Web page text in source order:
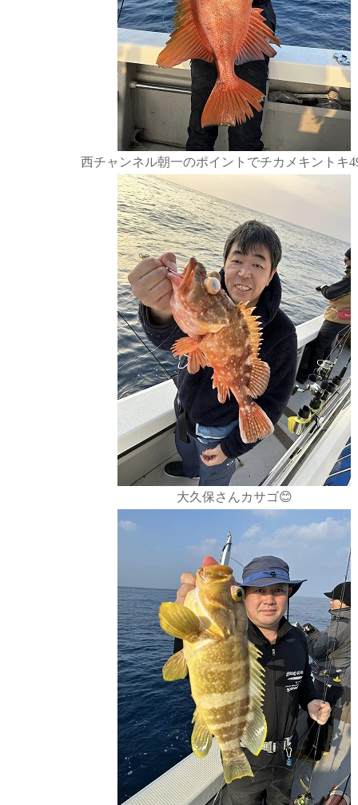
西チャンネル朝一のポイントでチカメキントキ
大久保さんカサゴ😊